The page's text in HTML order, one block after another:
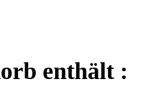
enthält :